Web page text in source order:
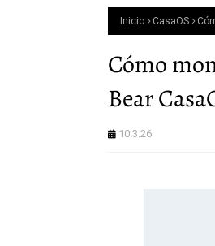
Inicio CasaOS
Cómo
Bear
10.3.26